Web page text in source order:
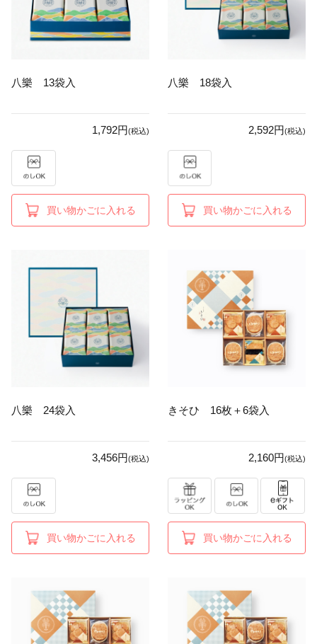
八樂 13袋入
1,792円(税込)
買い物かごに入れる
八樂 18袋入
2,592円(税込)
買い物かごに入れる
八樂 24袋入
3,456円(税込)
買い物かごに入れる
きそひ 16枚＋6袋入
2,160円(税込)
買い物かごに入れる